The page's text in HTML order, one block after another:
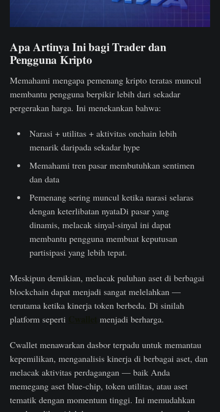
Apa Artinya Ini bagi Trader dan
Pengguna Kripto
Memahami mengapa pemenang kripto teratas muncul
membantu pengguna berpikir lebih dari sekadar
pergerakan harga. Ini menekankan bahwa:
Narasi + utilitas + aktivitas onchain lebih
menarik daripada sekadar hype
Memahami tren pasar membutuhkan sentimen
dan data
Pemenang sering muncul ketika narasi selaras
dengan keterlibatan nyataDi pasar yang
dinamis, melacak sinyal-sinyal ini dapat
membantu pengguna membuat keputusan
partisipasi yang lebih tepat.
Meskipun demikian, melacak puluhan aset di berbagai
blockchain dapat menjadi sangat melelahkan —
terutama ketika kinerja token berbeda. Di sinilah
platform seperti
menjadi berharga.
Cwallet menawarkan dasbor terpadu untuk memantau
kepemilikan, menganalisis kinerja di berbagai aset, dan
melacak aktivitas perdagangan — baik Anda
memegang aset blue-chip, token utilitas, atau aset
tematik dengan momentum tinggi. Ini memudahkan